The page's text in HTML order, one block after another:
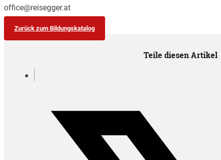
office@reisegger.at
Zurück zum Bildungskatalog
Teile diesen Artikel